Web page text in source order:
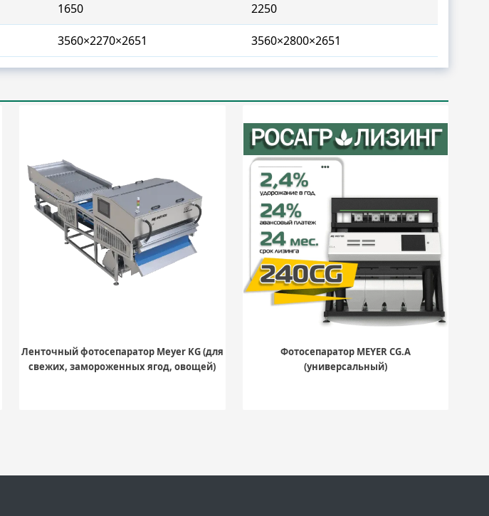
1650 2250
3560×2270×2651 3560×2800×2651
Ленточный фотосепаратор Meyer KG (для
свежих, замороженных ягод, овощей)
Фотосепаратор MEYER CG.A
(универсальный)